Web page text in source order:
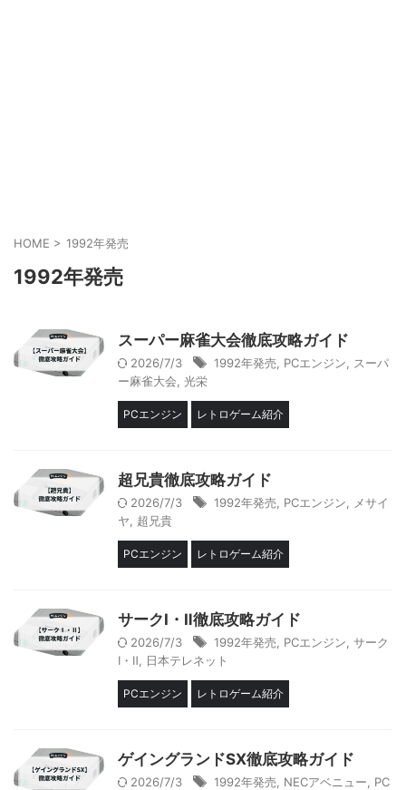
HOME > 1992年発売
1992年発売
スーパー麻雀大会徹底攻略ガイド
2026/7/3 1992年発売 PCエンジン
スーパ
ー麻雀大会 光栄
PCエンジン レトロゲーム紹介
超兄貴徹底攻略ガイド
2026/7/3 1992年発売 PCエンジン
メサイ
ヤ
超兄貴
PCエンジン レトロゲーム紹介
サークⅠ・Ⅱ徹底攻略ガイド
2026/7/3 1992年発売 PCエンジン サーク
Ⅰ・Ⅱ
日本テレネット
PCエンジン レトロゲーム紹介
ゲイングランドSX徹底攻略ガイド
2026/7/3 1992年発売 NECアベニュー
PC